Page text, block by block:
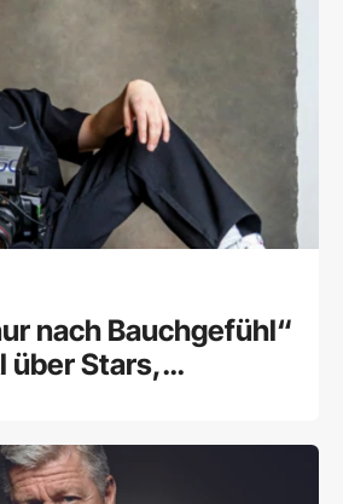
nach Bauchgefühl“
über Stars,